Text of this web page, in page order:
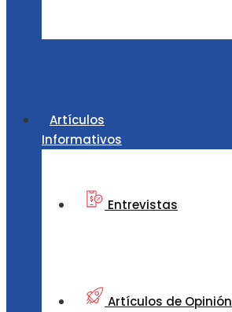
Artículos
Informativos
Entrevistas
Artículos de Opinión